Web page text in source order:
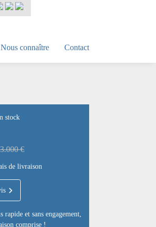
Nous connaître Contact
stock
€
de livraison
rapide et sans engagement,
comprise !